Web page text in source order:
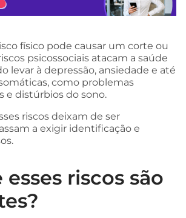
físico pode causar um corte ou
psicossociais atacam a saúde
levar à depressão, ansiedade e até
como problemas
e distúrbios do sono.
riscos deixam de ser
a exigir identificação e
esses riscos são